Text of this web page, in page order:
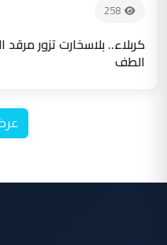
258
كربلاء.. بلاسخارت تزور
الطف